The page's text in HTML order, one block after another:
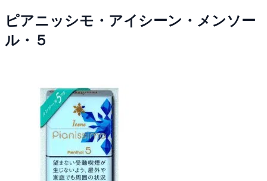
ピアニッシモ・アイシーン・メンソー
ル・５